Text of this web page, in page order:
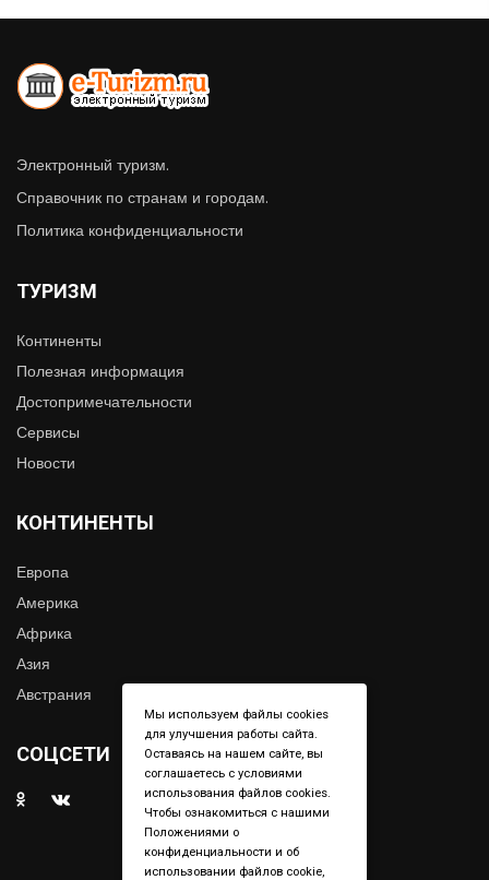
Электронный туризм.
Справочник по странам и городам.
Политика конфиденциальности
ТУРИЗМ
Континенты
Полезная информация
Достопримечательности
Сервисы
Новости
КОНТИНЕНТЫ
Европа
Америка
Африка
Азия
Австрания
СОЦСЕТИ
Мы используем файлы cookies
для улучшения работы сайта.
Оставаясь на нашем сайте, вы
соглашаетесь с условиями
использования файлов cookies.
Чтобы ознакомиться с нашими
Положениями о
конфиденциальности и об
использовании файлов cookie,